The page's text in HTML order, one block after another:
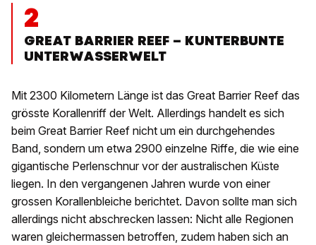
2
GREAT BARRIER REEF – KUNTERBUNTE
UNTERWASSERWELT
Mit 2300 Kilometern Länge ist das Great Barrier Reef das
grösste Korallenriff der Welt. Allerdings handelt es sich
beim Great Barrier Reef nicht um ein durchgehendes
Band, sondern um etwa 2900 einzelne Riffe, die wie eine
gigantische Perlenschnur vor der australischen Küste
liegen. In den vergangenen Jahren wurde von einer
grossen Korallenbleiche berichtet. Davon sollte man sich
allerdings nicht abschrecken lassen: Nicht alle Regionen
waren gleichermassen betroffen, zudem haben sich an